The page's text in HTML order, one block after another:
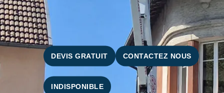
DEVIS GRATUIT CONTACTEZ NOUS
INDISPONIBLE